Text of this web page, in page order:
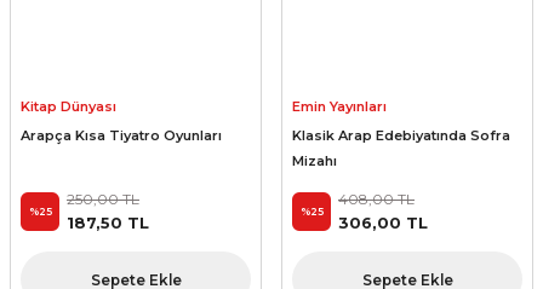
Kitap Dünyası
Arapça Kısa Tiyatro Oyunları
%25
250,00 TL
187,50 TL
Sepete Ekle
Emin Yayınları
Klasik Arap Edebiyatında Sofra
Mizahı
%25
408,00 TL
306,00 TL
Sepete Ekle